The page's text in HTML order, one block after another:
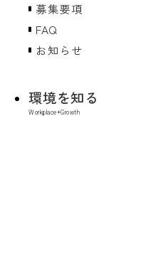
募集要項
FAQ
お知らせ
環境を知る